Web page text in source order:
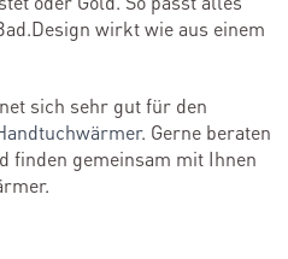
wirkt wie aus einem
sich sehr gut für den
. Gerne beraten
finden gemeinsam mit Ihnen